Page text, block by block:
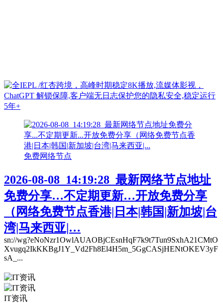
免费网络节点
2026-08-08_14:19:28_最新网络节点地址
免费分享…不定期更新…开放免费分享
（网络免费节点香港|日本|韩国|新加坡|台
湾|马来西亚|…
sn://wg?eNoNzr1OwlAUAOBjCEsnHqF7k9t7Tun9SxhA21CMtO
Xvugq2IkKKBgJ1Y_Vd2Fh8El4H5m_5GgCASjHENtOKEV3yF
sA_...
IT资讯